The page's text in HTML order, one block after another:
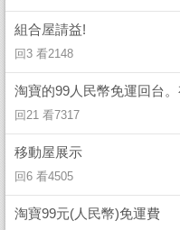
組合屋請益!
回3 看2148
淘寶的99人民幣免運回台
回21 看7317
移動屋展示
回6 看4505
淘寶99元(人民幣)免運費